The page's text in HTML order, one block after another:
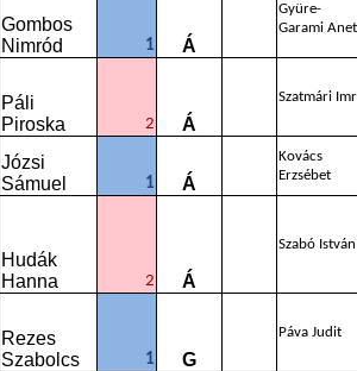
Gombos
Nimród
1 Á
Gyüre-
Garami
Páli
Piroska
2 Á
Szatmári
Józsi
Sámuel
1 Á
Kovács
Erzsébet
Hudák
Hanna
2 Á
Szabó István
Rezes
Szabolcs
1 G
Páva Judit